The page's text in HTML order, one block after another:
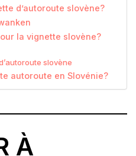
d’autoroute slovène?
la vignette slovène?
slovène
autoroute en Slovénie?
À